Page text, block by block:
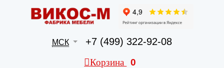
МСК +7 (499) 322-92-08
Корзина 0